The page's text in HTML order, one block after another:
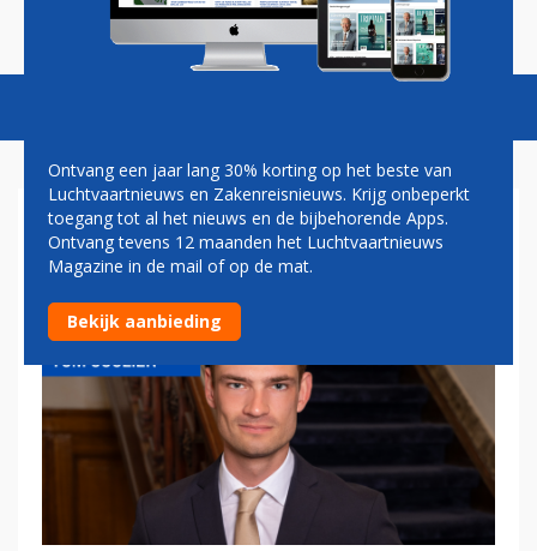
Magazine Podcasts Vacatures
BOMMETJE
Ontvang een jaar lang 30% korting op het beste van
Luchtvaartnieuws en Zakenreisnieuws. Krijg onbeperkt
toegang tot al het nieuws en de bijbehorende Apps.
Ontvang tevens 12 maanden het Luchtvaartnieuws
Magazine in de mail of op de mat.
Bekijk aanbieding